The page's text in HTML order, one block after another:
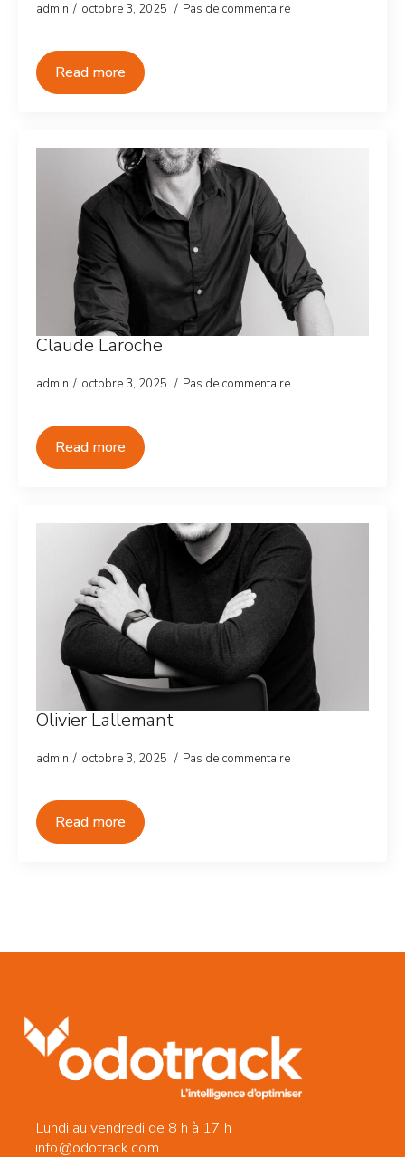
admin octobre 3, 2025 Pas de commentaire
Read more
Claude Laroche
admin octobre 3, 2025 Pas de commentaire
Read more
Olivier Lallemant
admin octobre 3, 2025 Pas de commentaire
Read more
Lundi au vendredi de 8 h à 17 h
info@odotrack.com